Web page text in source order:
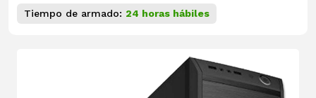
Tiempo de armado: 24 horas hábiles